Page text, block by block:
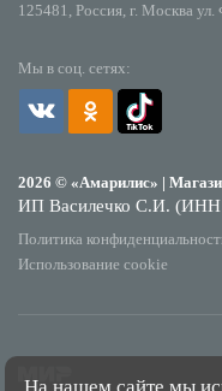
Мы в соц. сетях:
2026 © «Амарилис» |
ИП Василечко С.И. (ИНН
Политика
Использование cookie
125481, Россия, г. Москва
На нашем сайте мы